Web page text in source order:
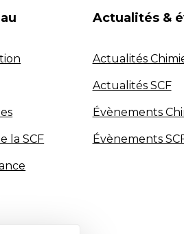
la SCF
Actualités &
Actualités
Actualités SCF
Évènements
Évènements